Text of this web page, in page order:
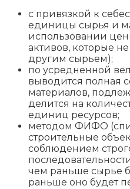
с привязкой к
единицы сырья и
использовании
активов, которые
другим сырьем);
по усредненной
выводится полная
материалов,
делится на
единиц ресурсов;
методом ФИФО
строительные
соблюдением
чем раньше сырье
раньше оно будет